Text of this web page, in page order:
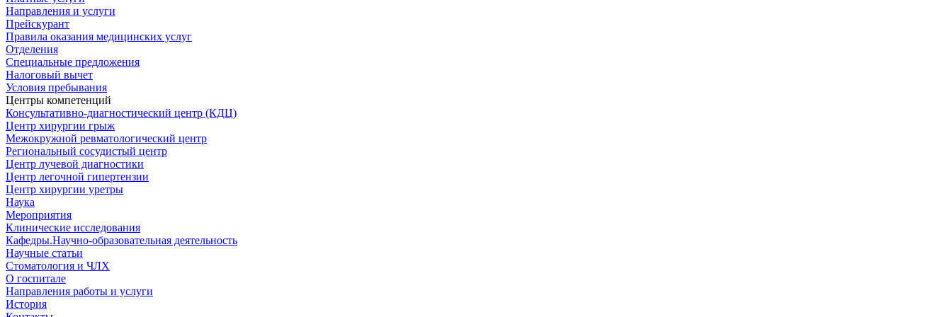
Направления и услуги
Прейскурант
Правила оказания медицинских услуг
Отделения
Специальные предложения
Налоговый вычет
Условия пребывания
Центры компетенций
Консультативно-диагностический центр (КДЦ)
Центр хирургии грыж
Межокружной ревматологический центр
Региональный сосудистый центр
Центр лучевой диагностики
Центр легочной гипертензии
Центр хирургии уретры
Наука
Мероприятия
Клинические исследования
Кафедры.Научно-образовательная деятельность
Научные статьи
Стоматология и ЧЛХ
О госпитале
Направления работы и услуги
История